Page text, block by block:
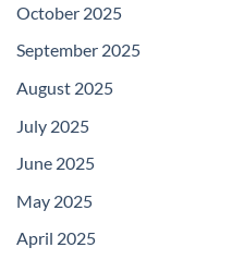
October 2025
September 2025
August 2025
July 2025
June 2025
May 2025
April 2025